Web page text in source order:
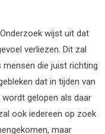
wijst uit dat
verliezen. Dit zal
die juist richting
dat in tijden van
gelopen als daar
ook iedereen op zoek
maar